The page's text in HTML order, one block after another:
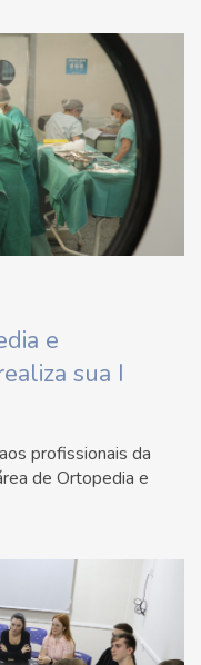
e
sua I
profissionais da
de Ortopedia e